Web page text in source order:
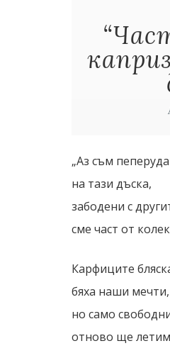
„Аз съм
на тази дъска,
забодени с
сме част от
Карфиците
бяха наши мечти,
но само
отново ще